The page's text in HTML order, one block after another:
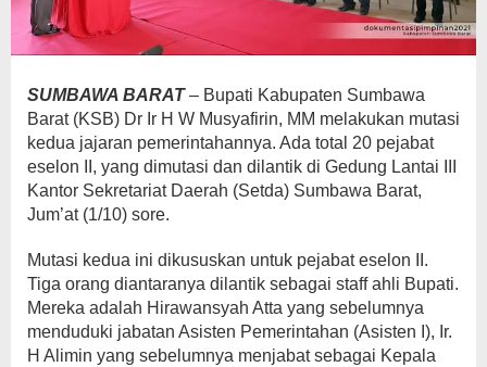
SUMBAWA BARAT– Bupati Kabupaten Sumbawa
Barat (KSB) Dr Ir H W Musyafirin, MM melakukan mutasi
kedua jajaran pemerintahannya. Ada total 20 pejabat
eselon II, yang dimutasi dan dilantik di Gedung Lantai III
Kantor Sekretariat Daerah (Setda) Sumbawa Barat,
Jum’at (1/10) sore.
Mutasi kedua ini dikususkan untuk pejabat eselon II.
Tiga orang diantaranya dilantik sebagai staff ahli Bupati.
Mereka adalah Hirawansyah Atta yang sebelumnya
menduduki jabatan Asisten Pemerintahan (Asisten I), Ir.
H Alimin yang sebelumnya menjabat sebagai Kepala